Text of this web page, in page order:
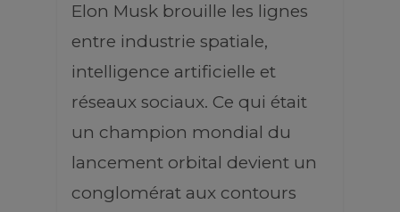
Elon Musk brouille les lignes
entre industrie spatiale,
intelligence artificielle et
réseaux sociaux. Ce qui était
un champion mondial du
lancement orbital devient un
conglomérat aux contours